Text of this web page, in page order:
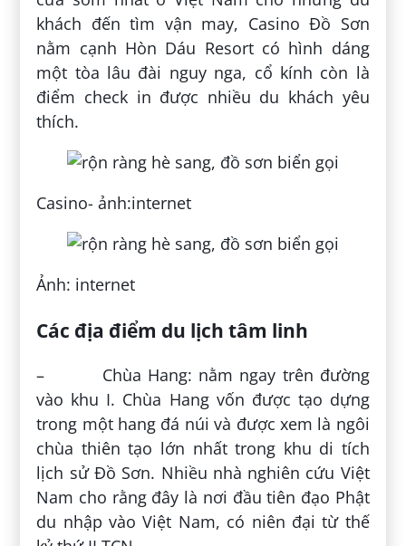
khách đến tìm vận may, Casino Đồ Sơn
nằm cạnh Hòn Dáu Resort có hình dáng
một tòa lâu đài nguy nga, cổ kính còn là
điểm check in được nhiều du khách yêu
thích.
Casino- ảnh:internet
Ảnh: internet
Các địa điểm du lịch tâm linh
– Chùa Hang: nằm ngay trên đường
vào khu I. Chùa Hang vốn được tạo dựng
trong một hang đá núi và được xem là ngôi
chùa thiên tạo lớn nhất trong khu di tích
lịch sử Đồ Sơn. Nhiều nhà nghiên cứu Việt
Nam cho rằng đây là nơi đầu tiên đạo Phật
du nhập vào Việt Nam, có niên đại từ thế